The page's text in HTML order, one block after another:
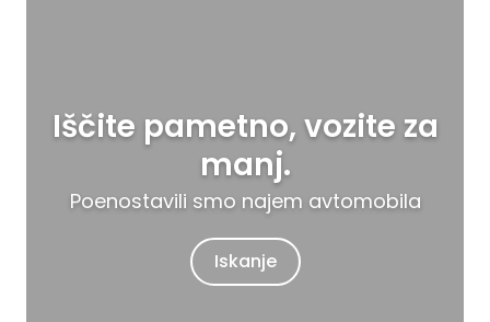
Iščite pametno, vozite za
manj.
Poenostavili smo najem avtomobila
Iskanje